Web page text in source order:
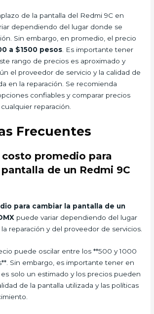
de la pantalla del Redmi 9C en
dependiendo del lugar donde se
Sin embargo, en promedio, el precio
a $1500 pesos . Es importante tener
rango de precios es aproximado y
el proveedor de servicio y la calidad de
en la reparación. Se recomienda
confiables y comparar precios
reparación.
Frecuentes
costo promedio para
de un Redmi 9C
para cambiar la pantalla de un
puede variar dependiendo del lugar
reparación y del proveedor de servicios.
puede oscilar entre los **500 y 1000
Sin embargo, es importante tener en
solo un estimado y los precios pueden
de la pantalla utilizada y las políticas